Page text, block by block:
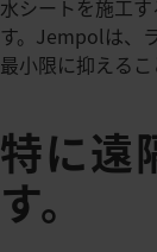
水シートを施工
す。Jempolは、
最小限に抑える
特に遠
す。